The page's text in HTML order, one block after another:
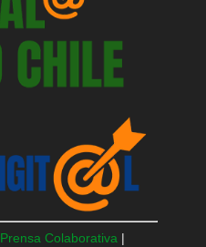
Prensa Colaborativa |